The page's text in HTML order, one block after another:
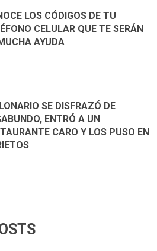
LOS CÓDIGOS DE TU
CELULAR QUE TE SERÁN
AYUDA
SE DISFRAZÓ DE
ENTRÓ A UN
CARO Y LOS PUSO EN